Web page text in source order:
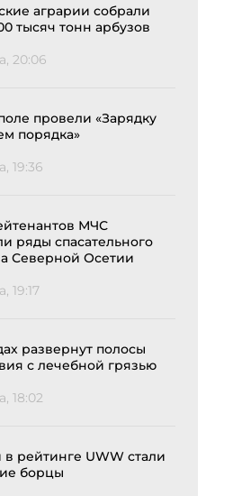
аграрии собрали
тысяч тонн арбузов
20:06
провели «Зарядку
порядка»
19:36
МЧС
ряды спасательного
Северной Осетии
19:17
развернут полосы
с лечебной грязью
18:02
рейтинге UWW стали
борцы